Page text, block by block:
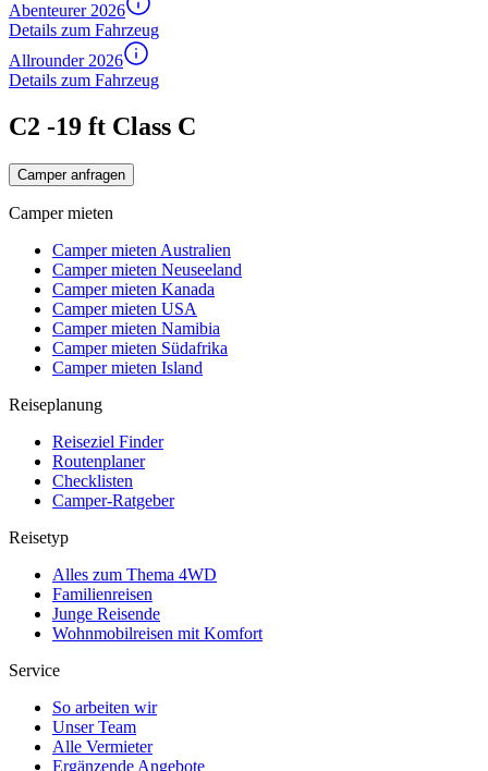
Abenteurer 2026
Details zum Fahrzeug
Allrounder 2026
Details zum Fahrzeug
C2 -19 ft Class C
Camper anfragen
Camper mieten
Camper mieten Australien
Camper mieten Neuseeland
Camper mieten Kanada
Camper mieten USA
Camper mieten Namibia
Camper mieten Südafrika
Camper mieten Island
Reiseplanung
Reiseziel Finder
Routenplaner
Checklisten
Camper-Ratgeber
Reisetyp
Alles zum Thema 4WD
Familienreisen
Junge Reisende
Wohnmobilreisen mit Komfort
Service
So arbeiten wir
Unser Team
Alle Vermieter
Ergänzende Angebote